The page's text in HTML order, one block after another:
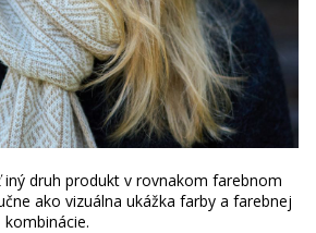
druh produkt v rovnakom farebnom
ako vizuálna ukážka farby a farebnej
kombinácie.